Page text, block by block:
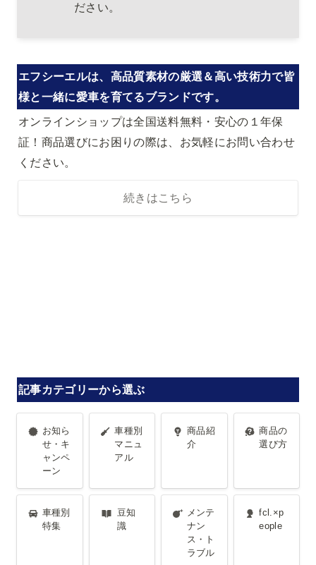
ださい。
エフシーエルは、高品質素材の厳選＆高い技術力で皆
様と一緒に愛車を育てるブランドです。
オンラインショップは全国送料無料・安心の１年保
証！商品選びにお困りの際は、お気軽にお問い合わせ
ください。
続きはこちら
記事カテゴリーから選ぶ
お知らせ・
キャンペー
お知ら
せ・キ
ャンペ
ーン
車種別マニ
ュアル
車種別
マニュ
アル
商品紹介
商品紹
介
商品の選び
商品の
選び方
車種別特集
車種別
特集
豆知識
豆知
識
ス・トラブ
メンテ
ナン
ス・ト
ラブル
fcl.×p
eople